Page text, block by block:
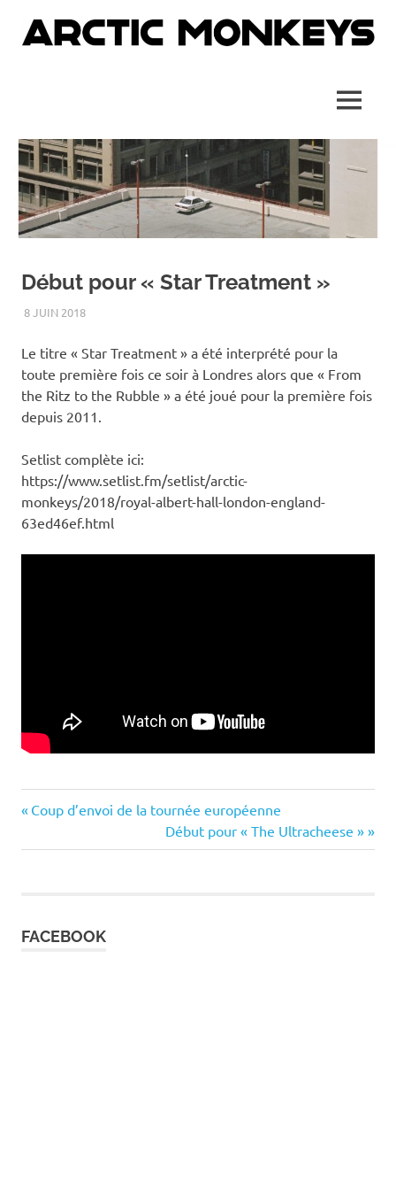
France
MENU
Début pour « Star Treatment »
8 JUIN 2018ADMIN
UNCATEGORIZED
Le titre « Star Treatment » a été interprété pour la
toute première fois ce soir à Londres alors que « From
the Ritz to the Rubble » a été joué pour la première fois
depuis 2011.
Setlist complète ici:
https://www.setlist.fm/setlist/arctic-
monkeys/2018/royal-albert-hall-london-england-
63ed46ef.html
Navigation
de
Previous
Coup d’envoi de la tournée européenne
Next
Post:
Début pour « The Ultracheese »
FACEBOOK